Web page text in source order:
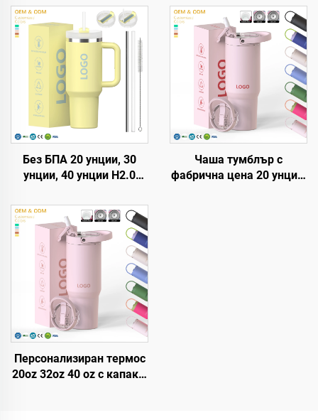
Без БПА 20 унции, 30
унции, 40 унции H2.0
сламка, капак с 3
позиции за пътуване,
термоизолирана чаша от
неръждаема стомана
Чаша тумблър с
фабрична цена 20 унции,
Персонализиран термос
20oz 32oz 40 oz с капак и